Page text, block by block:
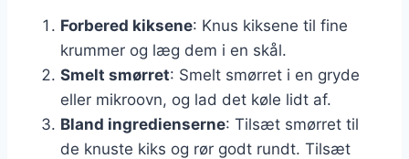
Forbered kiksene: Knus kiksene til fine
krummer og læg dem i en skål.
Smelt smørret: Smelt smørret i en gryde
eller mikroovn, og lad det køle lidt af.
Bland ingredienserne: Tilsæt smørret til
de knuste kiks og rør godt rundt. Tilsæt